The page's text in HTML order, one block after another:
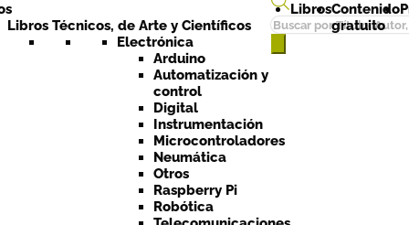
Búsqueda
de
Libros Técnicos, de Arte y Científicos
Electrónica
Arduino
Automatización y
control
Digital
Instrumentación
Microcontroladores
Neumática
Otros
Raspberry Pi
Robótica
LibrosContenido
gratuito